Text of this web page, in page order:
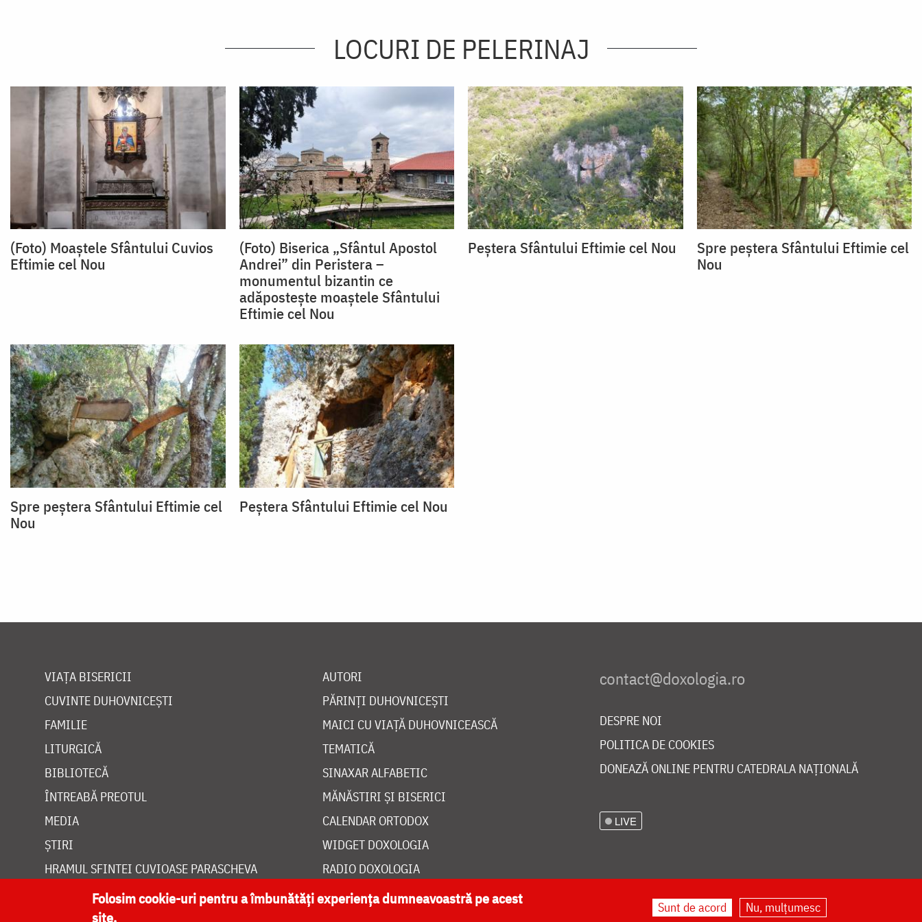
LOCURI DE PELERINAJ
(Foto) Moaștele Sfântului Cuvios
Eftimie cel Nou
(Foto) Biserica „Sfântul Apostol
Andrei” din Peristera –
monumentul bizantin ce
adăpostește moaștele Sfântului
Eftimie cel Nou
Peştera Sfântului Eftimie cel Nou
Spre peştera Sfântului Eftimie cel
Nou
Spre peştera Sfântului Eftimie cel
Nou
Peştera Sfântului Eftimie cel Nou
VIAȚA BISERICII
CUVINTE DUHOVNICEȘTI
FAMILIE
LITURGICĂ
BIBLIOTECĂ
ÎNTREABĂ PREOTUL
MEDIA
ȘTIRI
HRAMUL SFINTEI CUVIOASE PARASCHEVA
AUTORI
PĂRINȚI DUHOVNICEȘTI
MAICI CU VIAȚĂ DUHOVNICEASCĂ
TEMATICĂ
SINAXAR ALFABETIC
MĂNĂSTIRI ȘI BISERICI
CALENDAR ORTODOX
WIDGET DOXOLOGIA
RADIO DOXOLOGIA
DESPRE NOI
POLITICA DE COOKIES
DONEAZĂ ONLINE PENTRU CATEDRALA NAȚIONALĂ
LIVE
Folosim cookie-uri pentru a îmbunătăți experiența dumneavoastră pe acest
site.
Sunt de acord Nu, mulțumesc